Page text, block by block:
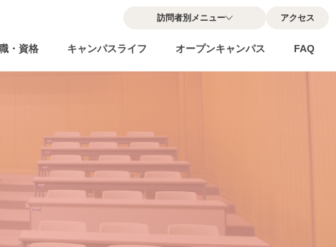
・資格 キャンパスライフ オープンキャンパス FAQ
訪問者別メニュー アクセス